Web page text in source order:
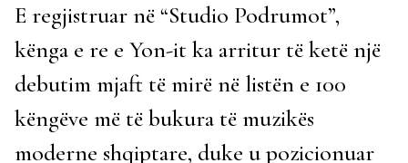
E regjistruar në “Studio Podrumot”,
kënga e re e Yon-it ka arritur të ketë një
debutim mjaft të mirë në listën e 100
këngëve më të bukura të muzikës
moderne shqiptare, duke u pozicionuar